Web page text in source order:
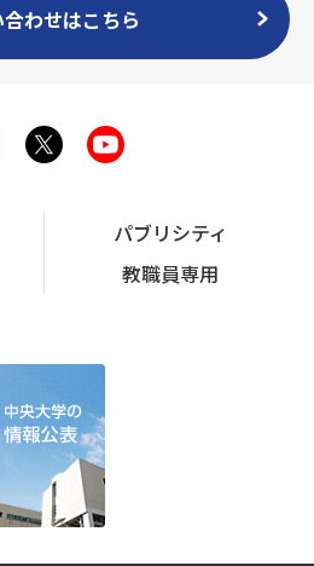
わせはこちら
パブリシティ
教職員専用